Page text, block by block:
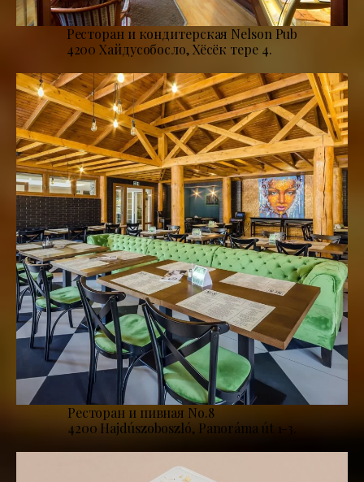
Ресторан и кондитерская Nelson Pub
4200 Хайдусобосло, Хёсёк тере 4.
Ресторан и пивная No.8
4200 Hajdúszoboszló, Panoráma út 1-3.